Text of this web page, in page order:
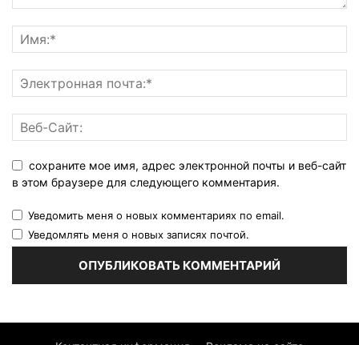
сохраните мое имя, адрес электронной почты и веб-сайт
в этом браузере для следующего комментария.
Уведомить меня о новых комментариях по email.
Уведомлять меня о новых записях почтой.